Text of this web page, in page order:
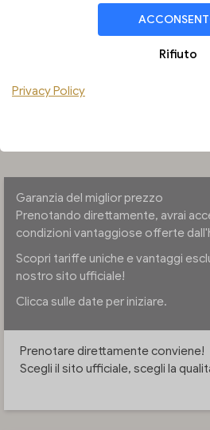
Garanzia del miglior prezzo
Prenotando direttamente, avrai
condizioni vantaggiose offerte
Scopri tariffe uniche e vantaggi
nostro sito ufficiale!
Clicca sulle date per iniziare.
Prenotare direttamente conviene!
Scegli il sito ufficiale, scegli la
Rifiuto
Privacy Policy